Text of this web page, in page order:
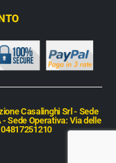
Casalinghi Srl - Sede
Sede Operativa: Via delle